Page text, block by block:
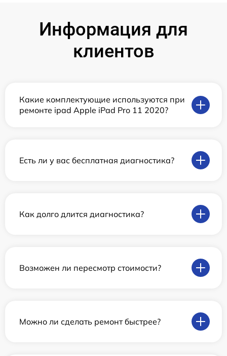
Информация для
клиентов
Какие комплектующие используются при
ремонте ipad Apple iPad Pro 11 2020?
Есть ли у вас бесплатная диагностика?
Как долго длится диагностика?
Возможен ли пересмотр стоимости?
Можно ли сделать ремонт быстрее?